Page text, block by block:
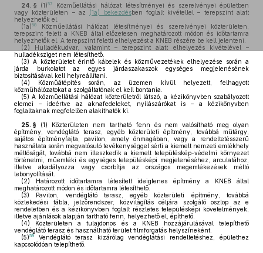
24. § (1)57
Közműellátási hálózat létesítményei és szerelvényei épületben
vagy közterületen – az (1a) bekezdésben foglalt kivétellel – terepszint alatt
helyezhetők el.
(1a)58
Közműellátási hálózat létesítményei és szerelvényei közterületen,
terepszint felett a KNEB által előzetesen meghatározott módon és időtartamra
helyezhetők el. A terepszint feletti elhelyezést a KNEB részére be kell jelenteni.
(2) Hulladékudvar, valamint – terepszint alatt elhelyezés kivételével –
hulladéksziget nem létesíthető.
(3) A közterületet érintő kábelek és közművezetékek elhelyezése során a
járda burkolatot az egyes járdaszakaszok egységes megjelenésének
biztosításával kell helyreállítani.
(4) Közműátépítés során, az üzemen kívül helyezett, felhagyott
közműhálózatokat a szolgáltatónak el kell bontania.
(5) A közműellátási hálózat közterületről látszó, a kézikönyvben szabályozott
elemei – ideértve az aknafedeleket, nyílászárókat is – a kézikönyvben
foglaltaknak megfelelően alakíthatók ki.
25. § (1) Közterületen nem tartható fenn és nem valósítható meg olyan
építmény, vendéglátó terasz, egyéb közterületi építmény, továbbá műtárgy,
sajátos építményfajta, pavilon, amely önmagában, vagy a rendeltetésszerű
használata során megvalósuló tevékenységgel sérti a kiemelt nemzeti emlékhely
méltóságát, továbbá nem illeszkedik a kiemelt településkép-védelmi környezet
történelmi, műemléki és egységes településképi megjelenéséhez, arculatához,
illetve akadályozza vagy csorbítja az országos megemlékezések méltó
lebonyolítását.
(2) Határozott időtartamra létesített ideiglenes építmény a KNEB által
meghatározott módon és időtartamra létesíthető.
(3) Pavilon, vendéglátó terasz, egyéb közterületi építmény, továbbá
közlekedési tábla, jelzőrendszer, közvilágítás céljára szolgáló oszlop az e
rendeletben és a kézikönyvben foglalt részletes településképi követelmények,
illetve ajánlások alapján tartható fenn, helyezhető el, építhető.
(4) Közterületen a tulajdonos és a KNEB hozzájárulásával telepíthető
vendéglátó terasz és használható terület filmforgatás helyszíneként.
(5)59
Vendéglátó terasz kizárólag vendéglátási rendeltetéshez, épülethez
kapcsolódóan telepíthető.